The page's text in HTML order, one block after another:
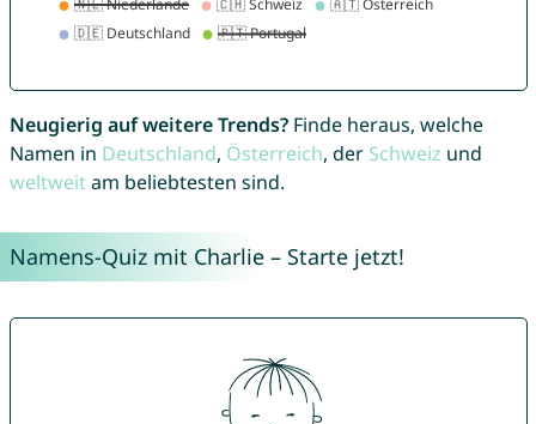
Neugierig auf weitere Trends?Finde heraus, welche
Namen in Deutschland, Österreich, der Schweiz und
weltweitam beliebtesten sind.
Namens-Quiz mit Charlie – Starte jetzt!